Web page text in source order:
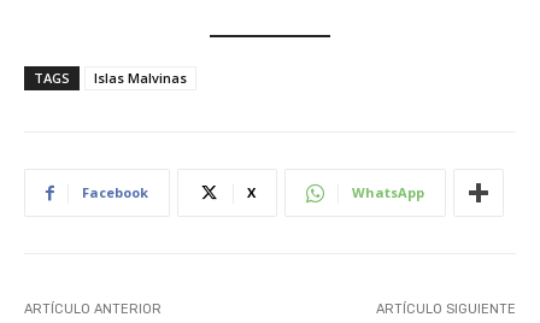
TAGS Islas Malvinas
Facebook X WhatsApp
ARTÍCULO ANTERIOR ARTÍCULO SIGUIENTE